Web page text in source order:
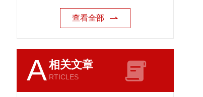
查看全部
A相关文章
RTICLES